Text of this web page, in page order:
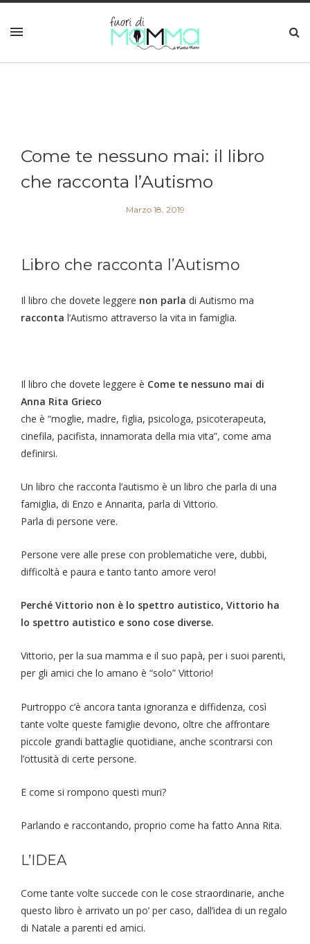
Come te nessuno mai: il libro
che racconta l’Autismo
Marzo 18, 2019
Libro che racconta l’Autismo
Il libro che dovete leggere non parla di Autismo ma
racconta l’Autismo attraverso la vita in famiglia.
Il libro che dovete leggere è Come te nessuno mai di
Anna Rita Grieco
che è “moglie, madre, figlia, psicologa, psicoterapeuta,
cinefila, pacifista, innamorata della mia vita”, come ama
definirsi.
Un libro che racconta l’autismo è un libro che parla di una
famiglia, di Enzo e Annarita, parla di Vittorio.
Parla di persone vere.
Persone vere alle prese con problematiche vere, dubbi,
difficoltà e paura e tanto tanto amore vero!
Perché Vittorio non è lo spettro autistico, Vittorio ha
lo spettro autistico e sono cose diverse.
Vittorio, per la sua mamma e il suo papà, per i suoi parenti,
per gli amici che lo amano è “solo” Vittorio!
Purtroppo c’è ancora tanta ignoranza e diffidenza, così
tante volte queste famiglie devono, oltre che affrontare
piccole grandi battaglie quotidiane, anche scontrarsi con
l’ottusità di certe persone.
E come si rompono questi muri?
Parlando e raccontando, proprio come ha fatto Anna Rita.
L’IDEA
Come tante volte succede con le cose straordinarie, anche
questo libro è arrivato un po’ per caso, dall’idea di un regalo
di Natale a parenti ed amici.